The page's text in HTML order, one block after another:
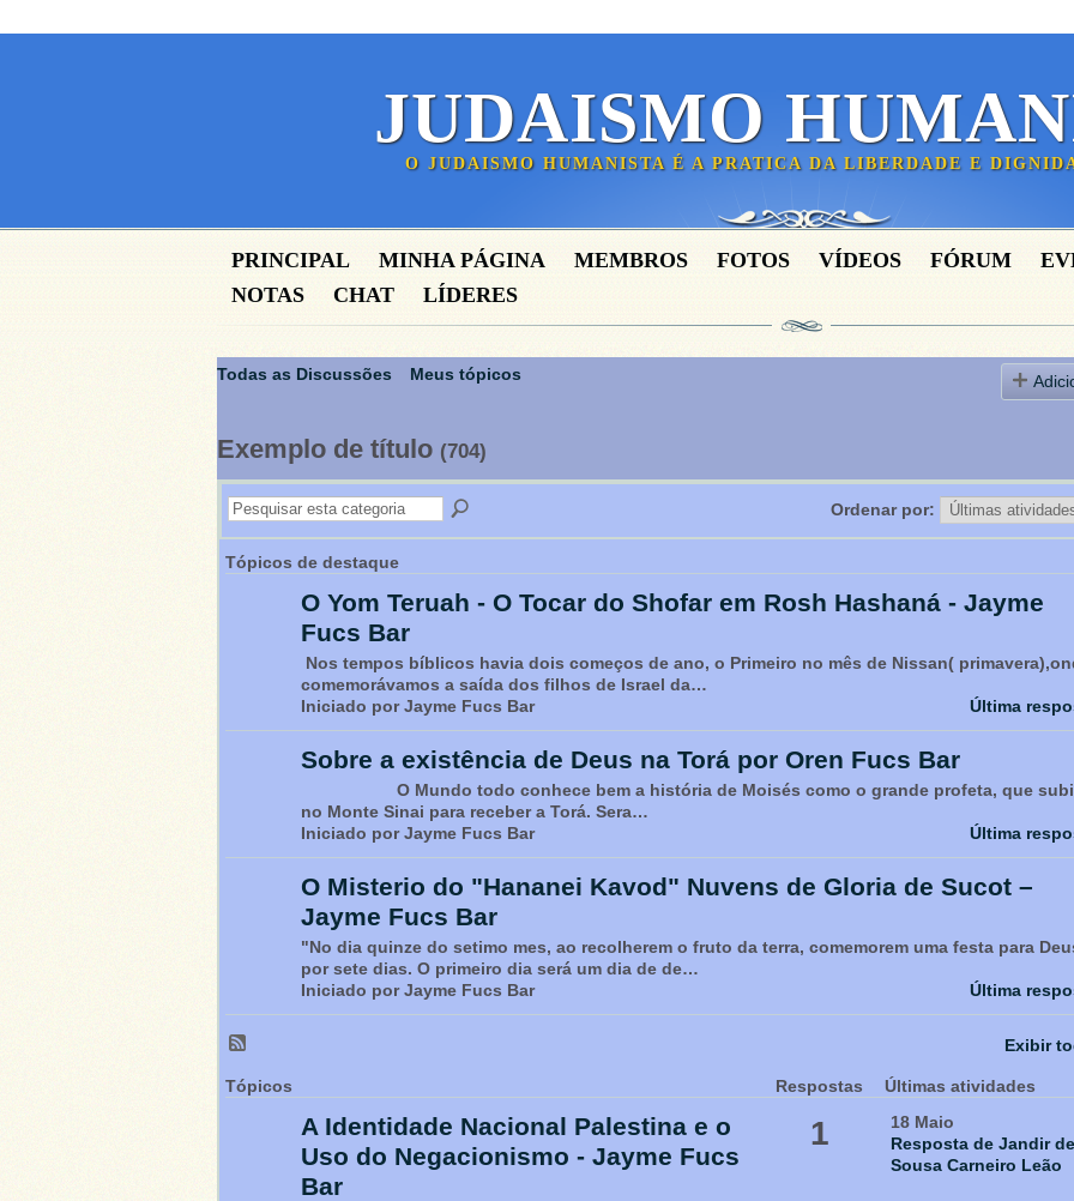
JUDAISMO
O JUDAISMO HUMANISTA É A PRATICA DA LIBERDADE E
PRINCIPAL MINHA PÁGINA MEMBROS FOTOS VÍDEOS FÓRUM
NOTAS
CHAT LÍDERES
Todas as Discussões Meus tópicos
Exemplo de título (704)
Ordenar por:
Tópicos de destaque
O Yom Teruah - O Tocar do Shofar em Rosh Hashaná - Jayme
Fucs Bar
Nos tempos bíblicos havia dois começos de ano, o Primeiro no mês de Nissan(
comemorávamos a saída dos filhos de Israel da…
Iniciado por Jayme Fucs Bar
Última
Sobre a existência de Deus na Torá por Oren Fucs Bar
O Mundo todo conhece bem a história de Moisés como o grande profeta, que
no Monte Sinai para receber a Torá. Sera…
Iniciado por Jayme Fucs Bar
Última
O Misterio do "Hananei Kavod" Nuvens de Gloria de Sucot –
Jayme Fucs Bar
"No dia quinze do setimo mes, ao recolherem o fruto da terra, comemorem uma festa para
por sete dias. O primeiro dia será um dia de de…
Iniciado por Jayme Fucs Bar
Última
Exibir
Tópicos Respostas Últimas atividades
A Identidade Nacional Palestina e o
Uso do Negacionismo - Jayme Fucs
Bar
1
18 Maio
Resposta de Jandir de
Sousa Carneiro Leão